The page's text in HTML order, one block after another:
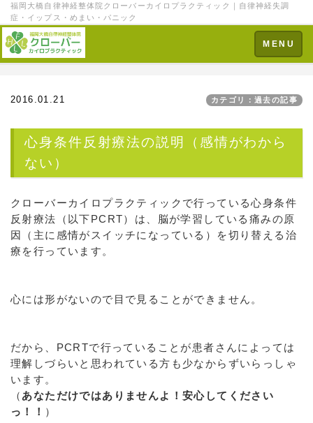
福岡大橋自律神経整体院クローバーカイロプラクティック｜自律神経失調
症・イップス・めまい・パニック
Toggle
navigation
MENU
2016.01.21 カテゴリ：過去の記事
心身条件反射療法の説明（感情がわから
ない）
クローバーカイロプラクティックで行っている心身条件
反射療法（以下PCRT）は、脳が学習している痛みの原
因（主に感情がスイッチになっている）を切り替える治
療を行っています。
心には形がないので目で見ることができません。
だから、PCRTで行っていることが患者さんによっては
理解しづらいと思われている方も少なからずいらっしゃ
います。
（ あなただけではありませんよ！安心してください
っ！！ ）